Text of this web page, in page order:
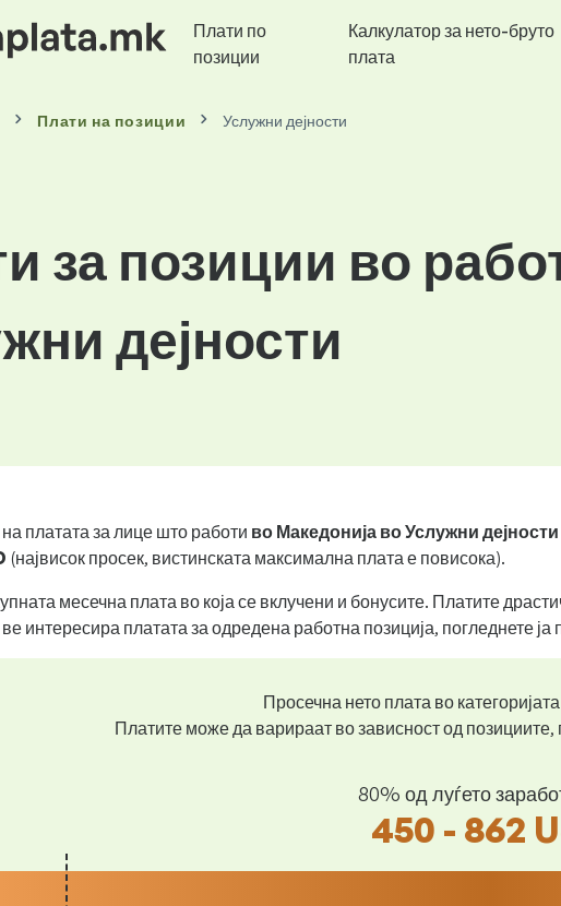
Плати по
позиции
Калкулатор за нето-бруто
плата
Плати на позиции Услужни дејности
за позиции во
дејности
платата за лице што работи во Македонија во Услужни дејности
(највисок просек, вистинската максимална плата е повисока).
месечна плата во која се вклучени и бонусите. Платите
интересира платата за одредена работна позиција, погледнете
Просечна нето плата во категоријата
Платите може да варираат во зависност од
80% од луѓето
450 - 862